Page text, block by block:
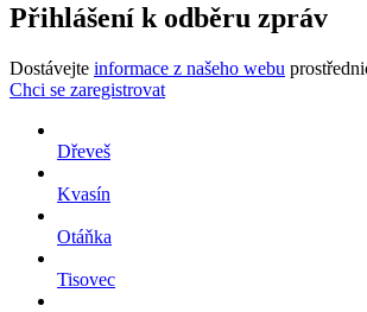
Přihlášení k odběru zpráv
Dostávejte informace z našeho webu
Chci se zaregistrovat
Dřeveš
Kvasín
Otáňka
Tisovec